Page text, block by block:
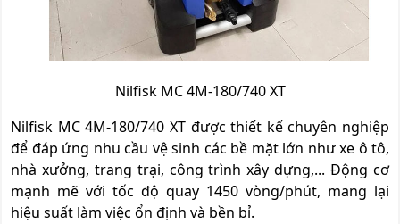
Nilfisk MC 4M-180/740 XT
Nilfisk MC 4M-180/740 XT được thiết kế chuyên nghiệp
để đáp ứng nhu cầu vệ sinh các bề mặt lớn như xe ô tô,
nhà xưởng, trang trại, công trình xây dựng,... Động cơ
mạnh mẽ với tốc độ quay 1450 vòng/phút, mang lại
hiệu suất làm việc ổn định và bền bỉ.